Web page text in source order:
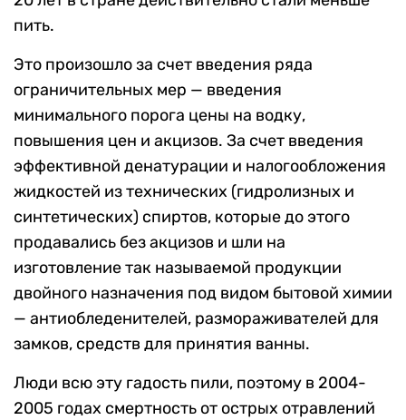
пить.
Это произошло за счет введения ряда
ограничительных мер — введения
минимального порога цены на водку,
повышения цен и акцизов. За счет введения
эффективной денатурации и налогообложения
жидкостей из технических (гидролизных и
синтетических) спиртов, которые до этого
продавались без акцизов и шли на
изготовление так называемой продукции
двойного назначения под видом бытовой химии
— антиобледенителей, размораживателей для
замков, средств для принятия ванны.
Люди всю эту гадость пили, поэтому в 2004-
2005 годах смертность от острых отравлений